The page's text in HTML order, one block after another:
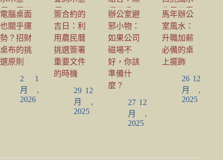
電腦桌面
也關乎運
勢？招財
桌布的挑
選原則
2 1
月,
2026
簽合約的
吉日：利
用農民曆
挑選簽署
重要文件
的時機
29 12
月,
2025
辦公室避
邪小物：
如果公司
磁場不
好，你該
準備什
麼？
27 12
月,
2025
馬年辦公
室風水：
升職加薪
必備的桌
上擺飾
26 12
月,
2025